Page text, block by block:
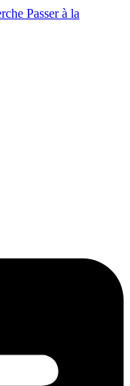
Passer à la